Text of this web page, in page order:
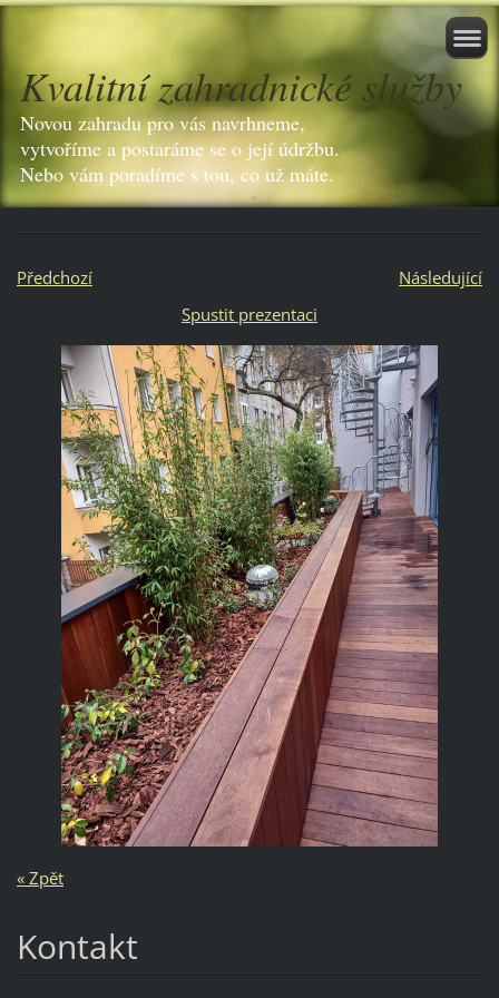
Kvalitní zahradnické služby
Novou zahradu pro vás navrhneme,
vytvoříme a postaráme se o její údržbu.
Nebo vám poradíme s tou, co už máte.
Předchozí
Následující
Spustit prezentaci
« Zpět
Kontakt